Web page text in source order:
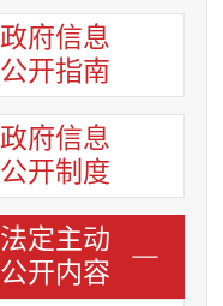
政府信息
公开指南
政府信息
公开制度
法定主动
公开内容